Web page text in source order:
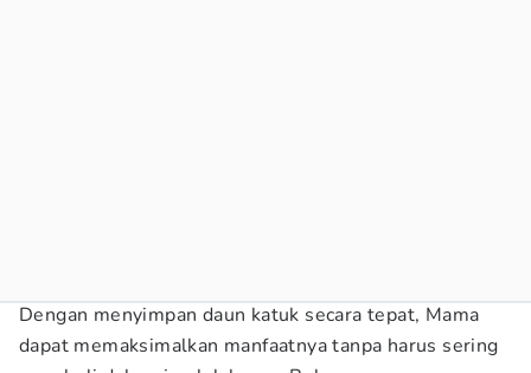
Dengan menyimpan daun katuk secara tepat, Mama
dapat memaksimalkan manfaatnya tanpa harus sering